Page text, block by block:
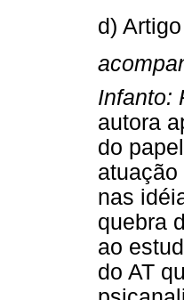
d)
Infanto:
autora
do
nas
quebra
ao
do AT